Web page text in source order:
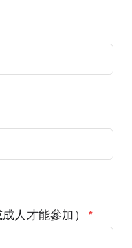
人才能參加） *